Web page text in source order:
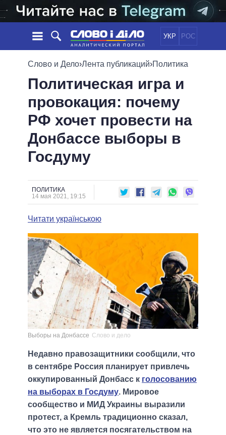
УКР РОС
НОВОСТИ
ЛЕНТА
СОБЫТИЯ
СТАТЬИ
МНЕНИЯ
ОБЗОРЫ
ДАЙДЖЕСТЫ
ПОЛИТИКА
ЭКОНОМИКА
ОБЩЕСТВО
МИР
ОБЕЩАНИЯ
ПОЛИТИКИ
ВСЕ ПОЛИТИКИ
ПРЕЗИДЕНТ И ОФИС
ВЕРХОВНАЯ РАДА
ГЛАВЫ ОБЛАДМИНИСТРАЦИЙ
МЭРЫ
ВСЕ ПЕРСОНЫ
ИНФОГРАФИКА
СРАВНЕНИЕ ПОЛИТИКОВ
Слово и Дело›Лента публикаций›Политика
Политическая игра и
провокация: почему
РФ хочет провести на
Донбассе выборы в
Госдуму
ПОЛИТИКА
14 мая 2021, 19:15
Читати українською
Выборы на Донбассе Слово и дело
Недавно правозащитники сообщили, что
в сентябре Россия планирует привлечь
оккупированный Донбасс к голосованию
на выборах в Госдуму. Мировое
сообщество и МИД Украины выразили
протест, а Кремль традиционно сказал,
что это не является посягательством на